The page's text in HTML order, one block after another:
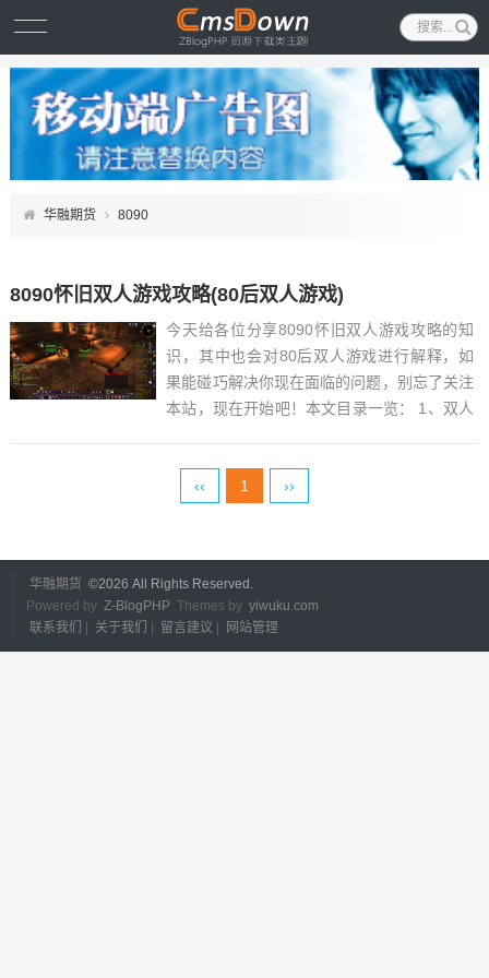
华融期货 8090
8090怀旧双人游戏攻略(80后双人游戏)
今天给各位分享8090怀旧双人游戏攻略的知
识，其中也会对80后双人游戏进行解释，如
果能碰巧解决你现在面临的问题，别忘了关注
本站，现在开始吧！本文目录一览： 1、双人
‹‹ 1 ››
华融期货 ©2026 All Rights Reserved.
Powered by Z-BlogPHP Themes by yiwuku.com
联系我们
关于我们 留言建议 网站管理